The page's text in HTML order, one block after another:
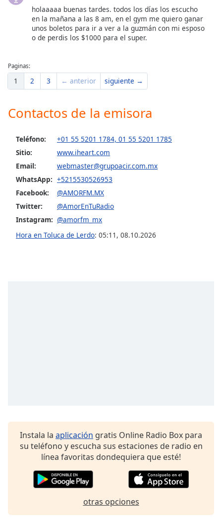
holaaaaa buenas tardes. todos los días los escucho
en la mañana a las 8 am, en el gym me quiero ganar
unos boletos para ir a ver a la guzmán con mi esposo
o de perdis los $1000 para el super.
Paginas:
1 2 3 ← anterior siguiente →
Contactos de la emisora
Teléfono:
+01 55 5201 1784, 01 55 5201 1785
Sitio:
www.iheart.com
Email:
webmaster@grupoacir.com.mx
WhatsApp: +5215530526953
Facebook:
@AMORFM.MX
Twitter:
@AmorEnTuRadio
Instagram: @amorfm_mx
Hora en Toluca de Lerdo: 05:11 , 08.10.2026
Instala la aplicación gratis Online Radio Box para
su teléfono y escucha sus estaciones de radio en
línea favoritas dondequiera que esté!
otras opciones